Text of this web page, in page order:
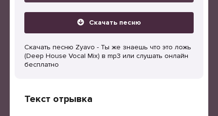
Скачать песню
Скачать песню Zyavo - Ты же знаешь что это ложь
(Deep House Vocal Mix) в mp3 или слушать онлайн
бесплатно
Текст отрывка